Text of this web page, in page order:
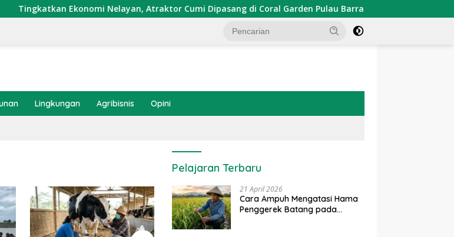
Ekonomi Nelayan, Atraktor Cumi Dipasang di Coral Garden Pulau Barrang Caddi
Lingkungan Agribisnis Opini
Pelajaran Terbaru
21 April 2026
Cara Ampuh Mengatasi Hama
Penggerek Batang pada